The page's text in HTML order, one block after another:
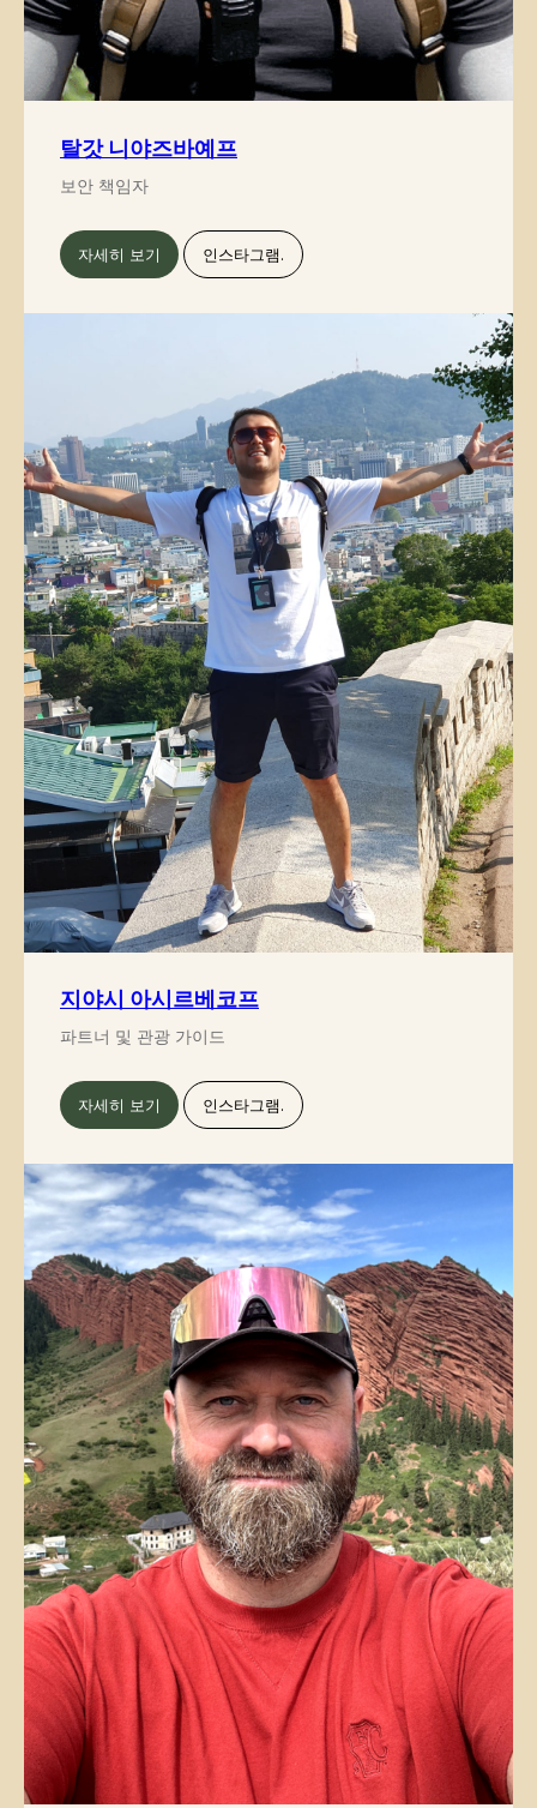
탈갓 니야즈바예프
보안 책임자
자세히 보기 인스타그램.
지야시 아시르베코프
파트너 및 관광 가이드
자세히 보기 인스타그램.
내비게이션
회사 소개
연락처
가이드
기사
서비스
투어
중앙아시아의 중심에
서 즐기는 지프 투어
연락처
+996 500 74 75 63
partner@off-roadtour.com
ООО «Off Road Tours» 2026
© 모든 권리 보유
추가 질문이 있거나 더 많은 정보가
필요하신가요?
아래 양식을 사용하여 저희에게 직접
연락하세요.
+82
전송하기
버튼을 누르면 개인정보 처리방침에 동
의하게 됩니다.